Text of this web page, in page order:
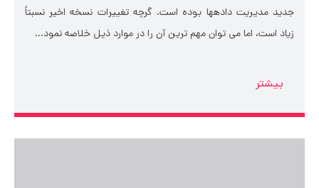
جدید مدیریت داده­ها بوده است. گرچه تغییرات نسخه اخیر نسبتاً
زیاد است، اما می توان مهم ترین آن را در موارد ذیل خلاصه نمود...
بیشتر